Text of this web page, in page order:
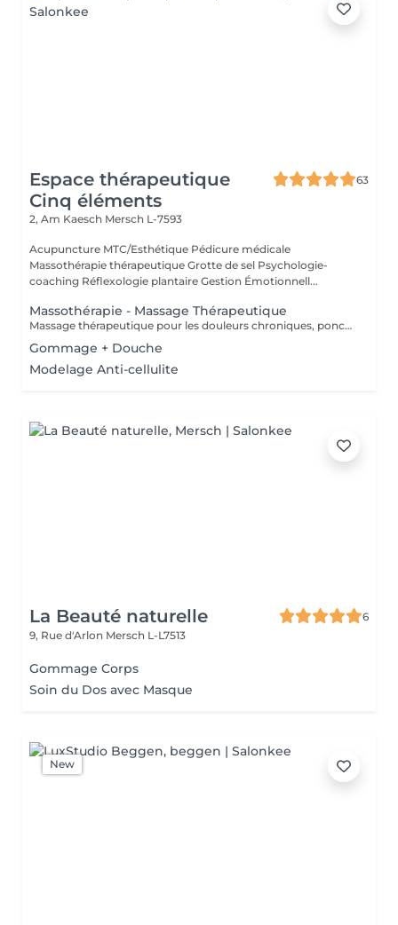
Espace thérapeutique
Cinq éléments
63
2, Am Kaesch Mersch L-7593
Acupuncture MTC/Esthétique Pédicure médicale
Massothérapie thérapeutique Grotte de sel Psychologie-
coaching Réflexologie plantaire Gestion Émotionnell...
Massothérapie - Massage Thérapeutique
Massage thérapeutique pour les douleurs chroniques, ponctuelles ou psycho-corporelle. Massage également anti-stress, pour relâcher l'esprit et vous connecter à votre corps. Accompagnement Phytothérapie et Diapasons thérapeutiques.
Gommage + Douche
Modelage Anti-cellulite
La Beauté naturelle
6
9, Rue d'Arlon Mersch L-L7513
Gommage Corps
Soin du Dos avec Masque
New